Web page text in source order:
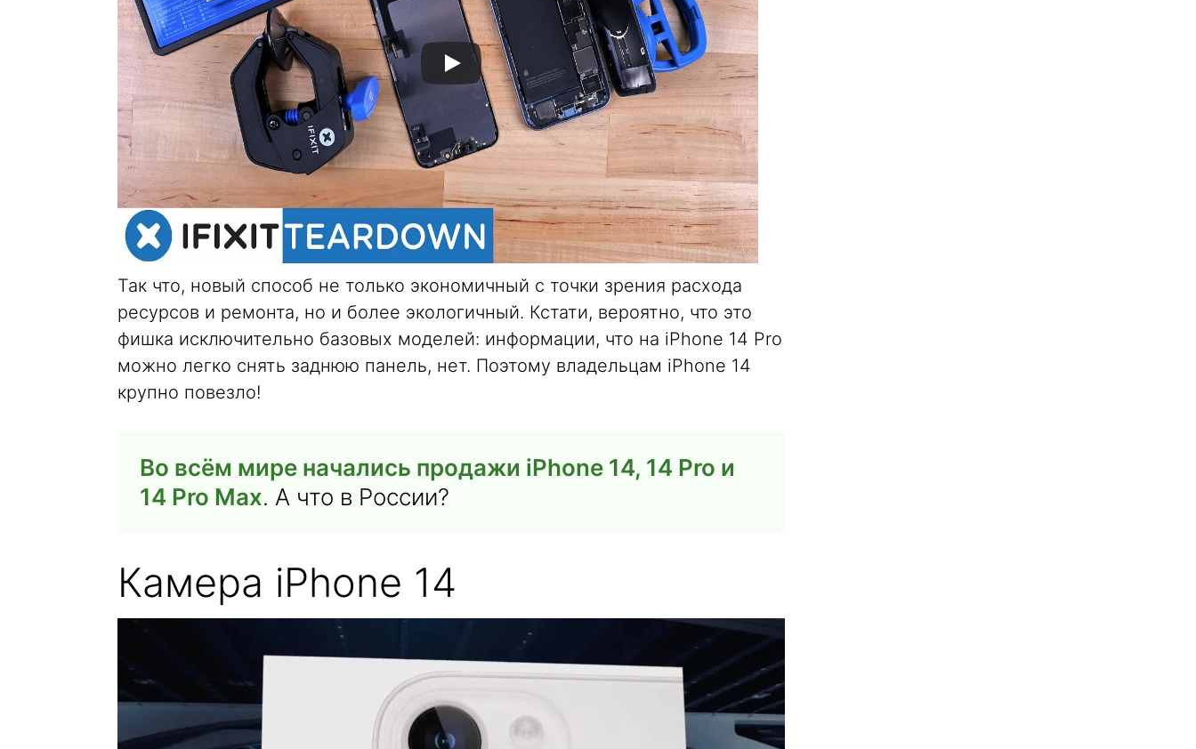
Так что, новый способ не только экономичный с точки зрения расхода
ресурсов и ремонта, но и более экологичный. Кстати, вероятно, что это
фишка исключительно базовых моделей: информации, что на iPhone 14 Pro
можно легко снять заднюю панель, нет. Поэтому владельцам iPhone 14
крупно повезло!
Во всём мире начались продажи iPhone 14, 14 Pro и
14 Pro Max. А что в России?
Камера iPhone 14